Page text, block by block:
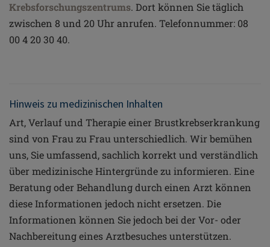
Krebsforschungszentrums. Dort können Sie täglich
zwischen 8 und 20 Uhr anrufen. Telefonnummer: 08
00 4 20 30 40.
Hinweis zu medizinischen Inhalten
Art, Verlauf und Therapie einer Brustkrebserkrankung
sind von Frau zu Frau unterschiedlich. Wir bemühen
uns, Sie umfassend, sachlich korrekt und verständlich
über medizinische Hintergründe zu informieren. Eine
Beratung oder Behandlung durch einen Arzt können
diese Informationen jedoch nicht ersetzen. Die
Informationen können Sie jedoch bei der Vor- oder
Nachbereitung eines Arztbesuches unterstützen.